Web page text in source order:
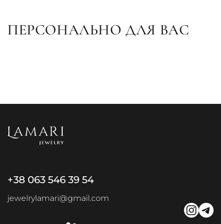
ПЕРСОНАЛЬНО ДЛЯ ВАС
+38 063 546 39 54
jewelrylamari@gmail.com